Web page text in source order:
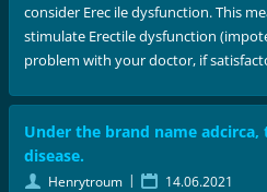
consider Erec ile dysfunction. This
stimulate Erectile dysfunction
problem with your doctor, if
Under the brand name
disease.
Henrytroum | 14.06.2021